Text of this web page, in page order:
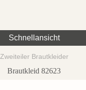
Schnellansicht
Zweiteiler Brautkleider
Brautkleid 82623